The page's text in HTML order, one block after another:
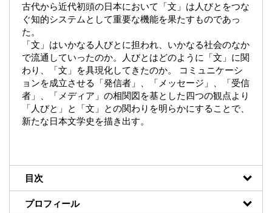
古代から近代初頭の日本において「文」は人びとをつな
ぐ知的システムとして重要な機能を果たすものであっ
た。
「文」はいかなる人びとに担われ、いかなる社会のなか
で流通していったのか。人びとはどのように「文」に関
わり、「文」を具現化してきたのか。 コミュニケーシ
ョンを成立させる「発信者」、「メッセージ」、「受信
者」、「メディア」の相関図を基とした四つの観点より
「人びと」と「文」との関わりを明らかにすることで、
新たな日本文学史を描き出す。
目次
プロフィール